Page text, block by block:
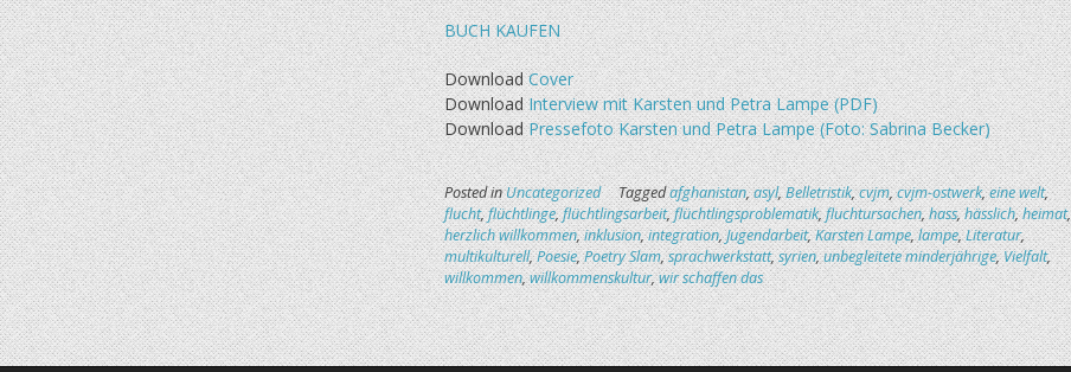
BUCH KAUFEN
DownloadCover
DownloadInterview mit Karsten und Petra Lampe (PDF)
DownloadPressefoto Karsten und Petra Lampe (Foto: Sabrina Becker)
Posted inUncategorized Taggedafghanistan,asyl,Belletristik,cvjm,cvjm-ostwerk,eine welt,
flucht,flüchtlinge,flüchtlingsarbeit,flüchtlingsproblematik,fluchtursachen,hass,hässlich,heimat,
herzlich willkommen,inklusion,integration,Jugendarbeit,Karsten Lampe,lampe,Literatur,
multikulturell,Poesie,Poetry Slam,sprachwerkstatt,syrien,unbegleitete minderjährige,Vielfalt,
willkommen,willkommenskultur,wir schaffen das